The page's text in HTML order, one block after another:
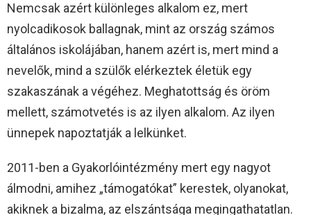
Nemcsak azért különleges alkalom ez, mert
nyolcadikosok ballagnak, mint az ország számos
általános iskolájában, hanem azért is, mert mind a
nevelők, mind a szülők elérkeztek életük egy
szakaszának a végéhez. Meghatottság és öröm
mellett, számotvetés is az ilyen alkalom. Az ilyen
ünnepek napoztatják a lelkünket.
2011-ben a Gyakorlóintézmény mert egy nagyot
álmodni, amihez „támogatókat” kerestek, olyanokat,
akiknek a bizalma, az elszántsága megingathatatlan.